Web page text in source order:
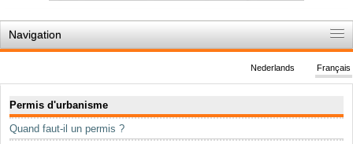
Navigation
Règles du jeu
Permis d'urbanisme
Cartographie
Français
Nederlands
Permis d'urbanisme
Quand faut-il un permis ?